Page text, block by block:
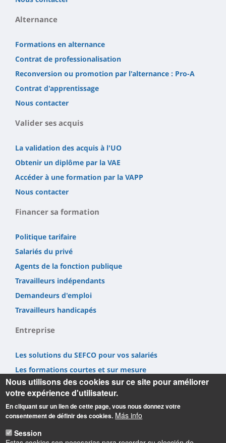
Alternance
Formations en alternance
Contrat de professionalisation
Reconversion ou promotion par l'alternance : Pro-A
Contrat d'apprentissage
Nous contacter
Valider ses acquis
La validation des acquis à l'UO
Obtenir un diplôme par la VAE
Accéder à une formation par la VAPP
Nous contacter
Financer sa formation
Politique tarifaire
Salariés du privé
Agents de la fonction publique
Travailleurs indépendants
Demandeurs d'emploi
Travailleurs handicapés
Entreprise
Les solutions du SEFCO pour vos salariés
Les formations courtes et sur mesure
Nous soutenir via la Taxe d'Apprentissage
Recruter un alternant
Nous contacter
Nous utilisons des cookies sur ce site pour améliorer
votre expérience d'utilisateur.
En cliquant sur un lien de cette page, vous nous donnez votre
consentement de définir des cookies. Más info
Session